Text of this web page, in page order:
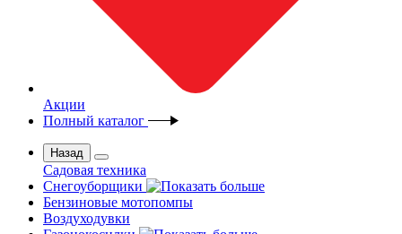
Акции
Полный каталог
Назад
Садовая техника
Снегоуборщики
Бензиновые мотопомпы
Воздуходувки